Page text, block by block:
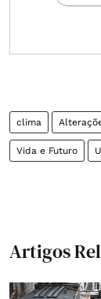
clima
Vida e Futuro
Artigos